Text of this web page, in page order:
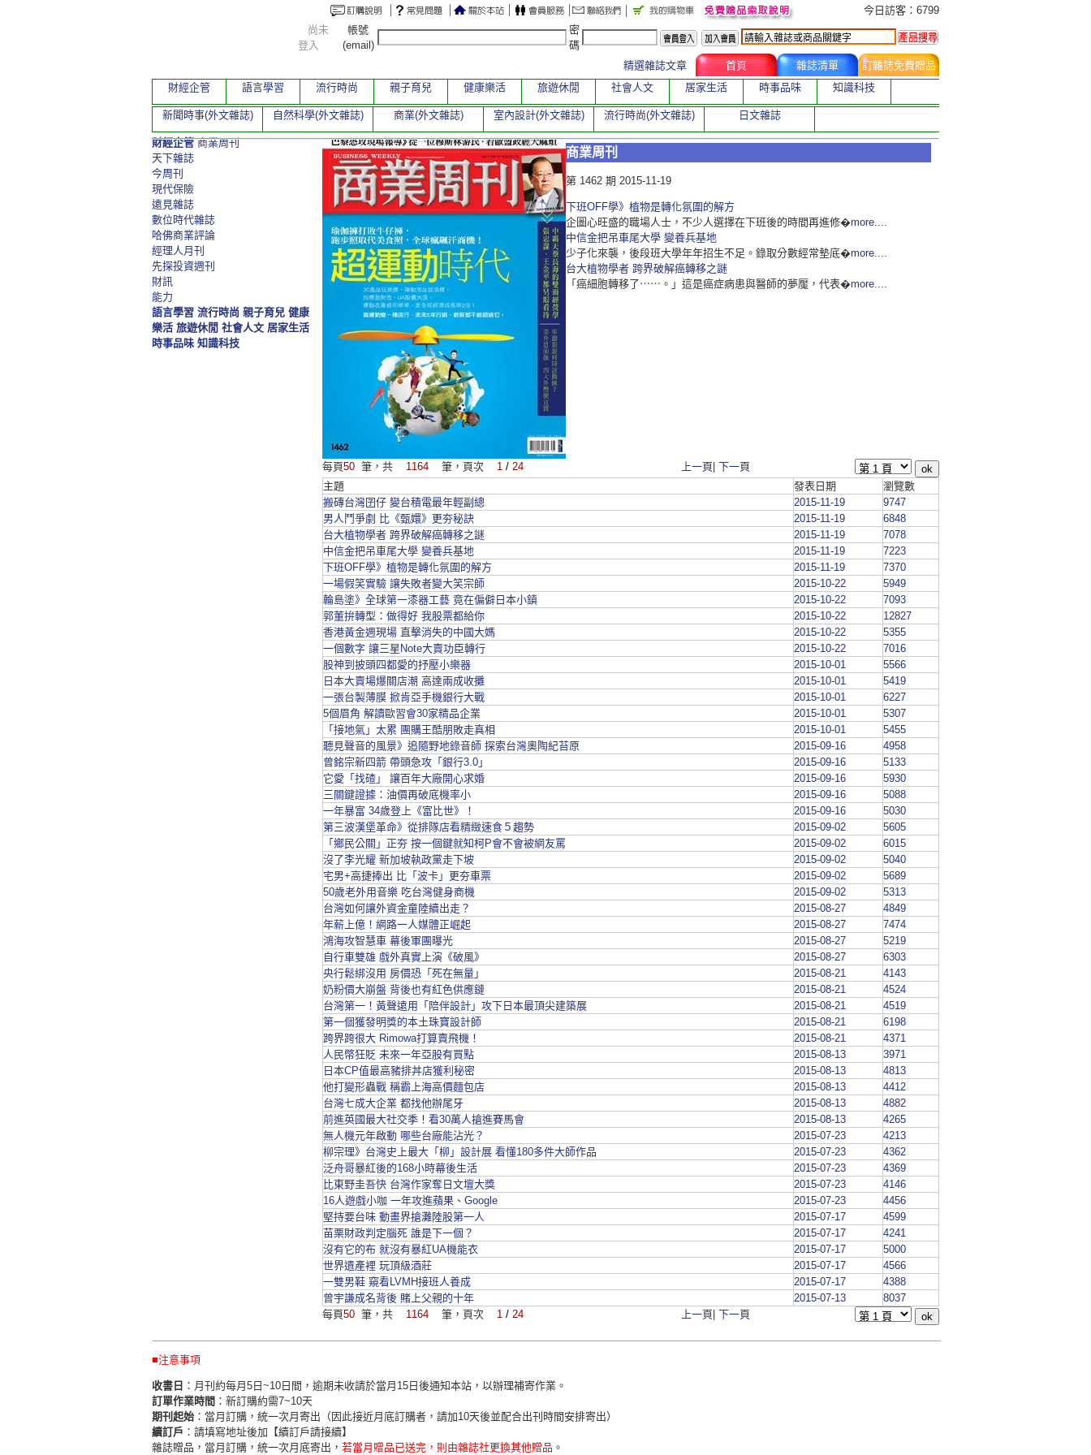
商業周刊
第 1462 期 2015-11-19
下班OFF學》植物是轉化氛圍的解方
企圖心旺盛的職場人士，不少人選擇在下班後的時間再進修�more....
中信金把吊車尾大學 變養兵基地
少子化來襲，後段班大學年年招生不足。錄取分數經常墊底�more....
台大植物學者 跨界破解癌轉移之謎
「癌細胞轉移了⋯⋯。」這是癌症病患與醫師的夢魘，代表�more....
每頁50 筆，共 1164 筆，頁次 1 / 24 上一頁 下一頁
主題
發表日期
瀏覽數
搬磚台灣囝仔 變台積電最年輕副總
2015-11-19
9747
男人鬥爭劇 比《甄嬛》更夯秘訣
2015-11-19
6848
台大植物學者 跨界破解癌轉移之謎
2015-11-19
7078
中信金把吊車尾大學 變養兵基地
2015-11-19
7223
下班OFF學》植物是轉化氛圍的解方
2015-11-19
7370
一場假笑實驗 讓失敗者變大笑宗師
2015-10-22
5949
輪島塗》全球第一漆器工藝 竟在偏僻日本小鎮
2015-10-22
7093
郭董拚轉型：做得好 我股票都給你
2015-10-22
12827
香港黃金週現場 直擊消失的中國大媽
2015-10-22
5355
一個數字 讓三星Note大賣功臣轉行
2015-10-22
7016
股神到披頭四都愛的抒壓小樂器
2015-10-01
5566
日本大賣場爆關店潮 高達兩成收攤
2015-10-01
5419
一張台製薄膜 掀肯亞手機銀行大戰
2015-10-01
6227
5個眉角 解讀歐習會30家精品企業
2015-10-01
5307
「接地氣」太累 團購王酷朋敗走真相
2015-10-01
5455
聽見聲音的風景》追隨野地錄音師 探索台灣奧陶紀苔原
2015-09-16
4958
曾銘宗新四箭 帶頭急攻「銀行3.0」
2015-09-16
5133
它愛「找碴」 讓百年大廠開心求婚
2015-09-16
5930
三關鍵證據：油價再破底機率小
2015-09-16
5088
一年暴富 34歲登上《富比世》！
2015-09-16
5030
第三波漢堡革命》從排隊店看精緻速食５趨勢
2015-09-02
5605
「鄉民公關」正夯 按一個鍵就知柯P會不會被網友罵
2015-09-02
6015
沒了李光耀 新加坡執政黨走下坡
2015-09-02
5040
宅男+高捷捧出 比「波卡」更夯車票
2015-09-02
5689
50歲老外用音樂 吃台灣健身商機
2015-09-02
5313
台灣如何讓外資金童陸續出走？
2015-08-27
4849
年薪上億！網路一人媒體正崛起
2015-08-27
7474
鴻海攻智慧車 幕後軍團曝光
2015-08-27
5219
自行車雙雄 戲外真實上演《破風》
2015-08-27
6303
央行鬆綁沒用 房價恐「死在無量」
2015-08-21
4143
奶粉價大崩盤 背後也有紅色供應鏈
2015-08-21
4524
台灣第一！黃聲遠用「陪伴設計」攻下日本最頂尖建築展
2015-08-21
4519
第一個獲發明獎的本土珠寶設計師
2015-08-21
6198
跨界跨很大 Rimowa打算賣飛機！
2015-08-21
4371
人民幣狂貶 未來一年亞股有買點
2015-08-13
3971
日本CP值最高豬排丼店獲利秘密
2015-08-13
4813
他打變形蟲戰 稱霸上海高價麵包店
2015-08-13
4412
台灣七成大企業 都找他辦尾牙
2015-08-13
4882
前進英國最大社交季！看30萬人搶進賽馬會
2015-08-13
4265
無人機元年啟動 哪些台廠能沾光？
2015-07-23
4213
柳宗理》台灣史上最大「柳」設計展 看懂180多件大師作品
2015-07-23
4362
泛舟哥暴紅後的168小時幕後生活
2015-07-23
4369
比東野圭吾快 台灣作家奪日文壇大獎
2015-07-23
4146
16人遊戲小咖 一年攻進蘋果、Google
2015-07-23
4456
堅持要台味 動畫界搶灘陸股第一人
2015-07-17
4599
苗栗財政判定腦死 誰是下一個？
2015-07-17
4241
沒有它的布 就沒有暴紅UA機能衣
2015-07-17
5000
世界遺產裡 玩頂級酒莊
2015-07-17
4566
一雙男鞋 窺看LVMH接班人養成
2015-07-17
4388
曾宇謙成名背後 賭上父親的十年
2015-07-13
8037
每頁50 筆，共 1164 筆，頁次 1 / 24 上一頁 下一頁
財經企管 商業周刊
天下雜誌
今周刊
現代保險
遠見雜誌
數位時代雜誌
哈佛商業評論
經理人月刊
先探投資週刊
財訊
能力
語言學習 流行時尚 親子育兒 健康
樂活 旅遊休閒 社會人文 居家生活
時事品味 知識科技
今日訪客：6799
尚未
登入
帳號
(email)
密
碼
精選雜誌文章
首頁 雜誌清單
訂雜誌免費贈品
財經企管
語言學習 流行時尚 親子育兒 健康樂活 旅遊休閒 社會人文 居家生活 時事品味 知識科技
新聞時事(外文雜誌) 自然科學(外文雜誌) 商業(外文雜誌) 室內設計(外文雜誌) 流行時尚(外文雜誌) 日文雜誌
■注意事項
收書日 ：月刊約每月5日~10日間，逾期未收請於當月15日後通知本站，以辦理補寄作業。
訂單作業時間 ：新訂購約需7~10天
期刊起始 ：當月訂購，統一次月寄出（因此接近月底訂購者，請加10天後並配合出刊時間安排寄出）
續訂戶 ：請填寫地址後加【續訂戶請接續】
雜誌贈品，當月訂購，統一次月底寄出， 若當月贈品已送完，則由雜誌社更換其他贈品 。